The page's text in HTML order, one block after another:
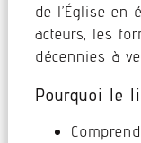
de l’Église en
acteurs, les
décennies à
Pourquoi le